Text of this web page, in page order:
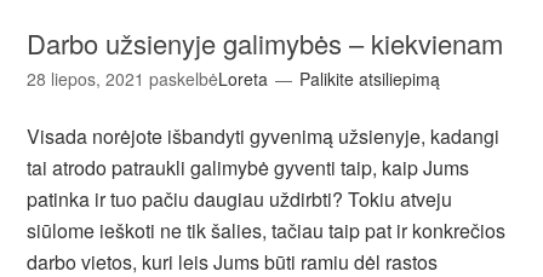
Darbo užsienyje galimybės – kiekvienam
28 liepos, 2021 paskelbėLoreta Palikite atsiliepimą
Visada norėjote išbandyti gyvenimą užsienyje, kadangi
tai atrodo patraukli galimybė gyventi taip, kaip Jums
patinka ir tuo pačiu daugiau uždirbti? Tokiu atveju
siūlome ieškoti ne tik šalies, tačiau taip pat ir konkrečios
darbo vietos, kuri leis Jums būti ramiu dėl rastos